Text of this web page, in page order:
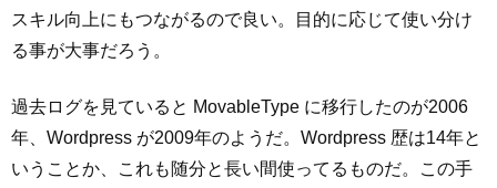
スキル向上にもつながるので良い。目的に応じて使い分け
る事が大事だろう。
過去ログを見ていると MovableType に移行したのが2006
年、Wordpress が2009年のようだ。Wordpress 歴は14年と
いうことか、これも随分と長い間使ってるものだ。この手